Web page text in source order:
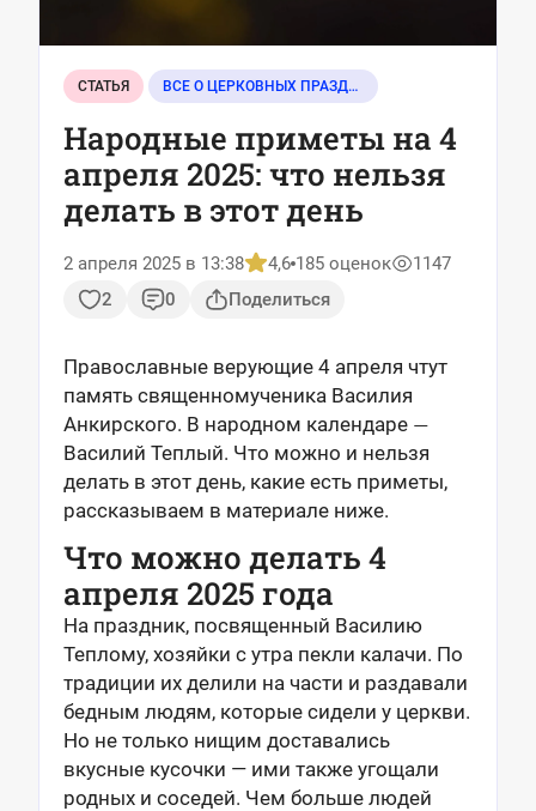
СТАТЬЯ ВСЕ О ЦЕРКОВНЫХ ПРАЗДНИКАХ
Народные приметы на 4
апреля 2025: что нельзя
делать в этот день
2 апреля 2025 в 13:38 4,6 185 оценок
1147
2
0 Поделиться
Православные верующие 4 апреля чтут
память священномученика Василия
Анкирского. В народном календаре —
Василий Теплый. Что можно и нельзя
делать в этот день, какие есть приметы,
рассказываем в материале ниже.
Что можно делать 4
апреля 2025 года
На праздник, посвященный Василию
Теплому, хозяйки с утра пекли калачи. По
традиции их делили на части и раздавали
бедным людям, которые сидели у церкви.
Но не только нищим доставались
вкусные кусочки — ими также угощали
родных и соседей. Чем больше людей